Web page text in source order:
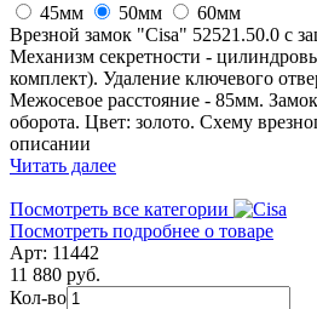
45мм
50мм
60мм
Врезной замок "Cisa" 52521.50.0 с
Механизм секретности -
комплект). Удаление ключевого
Межосевое расстояние - 85мм.
оборота. Цвет: золото. Схему
описании
Читать далее
Посмотреть все категории
Посмотреть подробнее о товаре
Арт: 11442
11 880 руб.
Кол-во